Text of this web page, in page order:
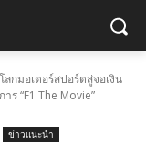
ลกมอเตอร์สปอร์ตสู่จอเงิน
“F1 The Movie”
ข่าวแนะนำ